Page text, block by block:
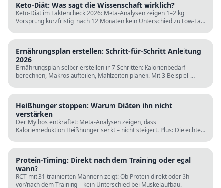
Keto-Diät: Was sagt die Wissenschaft wirklich?
Keto-Diät im Faktencheck 2026: Meta-Analysen zeigen 1–2 kg
Vorsprung kurzfristig, nach 12 Monaten kein Unterschied zu Low-Fat.
Ernährungsplan erstellen: Schritt-für-Schritt Anleitung
2026
Ernährungsplan selber erstellen in 7 Schritten: Kalorienbedarf
berechnen, Makros aufteilen, Mahlzeiten planen. Mit 3 Beispiel-
Heißhunger stoppen: Warum Diäten ihn nicht
verstärken
Der Mythos entkräftet: Meta-Analysen zeigen, dass
Kalorienreduktion Heißhunger senkt – nicht steigert. Plus: Die echten
Protein-Timing: Direkt nach dem Training oder egal
wann?
RCT mit 31 trainierten Männern zeigt: Ob Protein direkt oder 3h
vor/nach dem Training – kein Unterschied bei Muskelaufbau.